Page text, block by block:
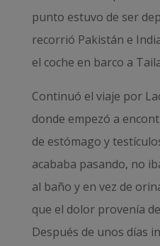
punto estuvo de ser
recorrió Pakistán e
el coche en barco a
Continuó el viaje por
donde empezó a
de estómago y
acababa pasando, no
al baño y en vez de
que el dolor provenía
Después de unos días